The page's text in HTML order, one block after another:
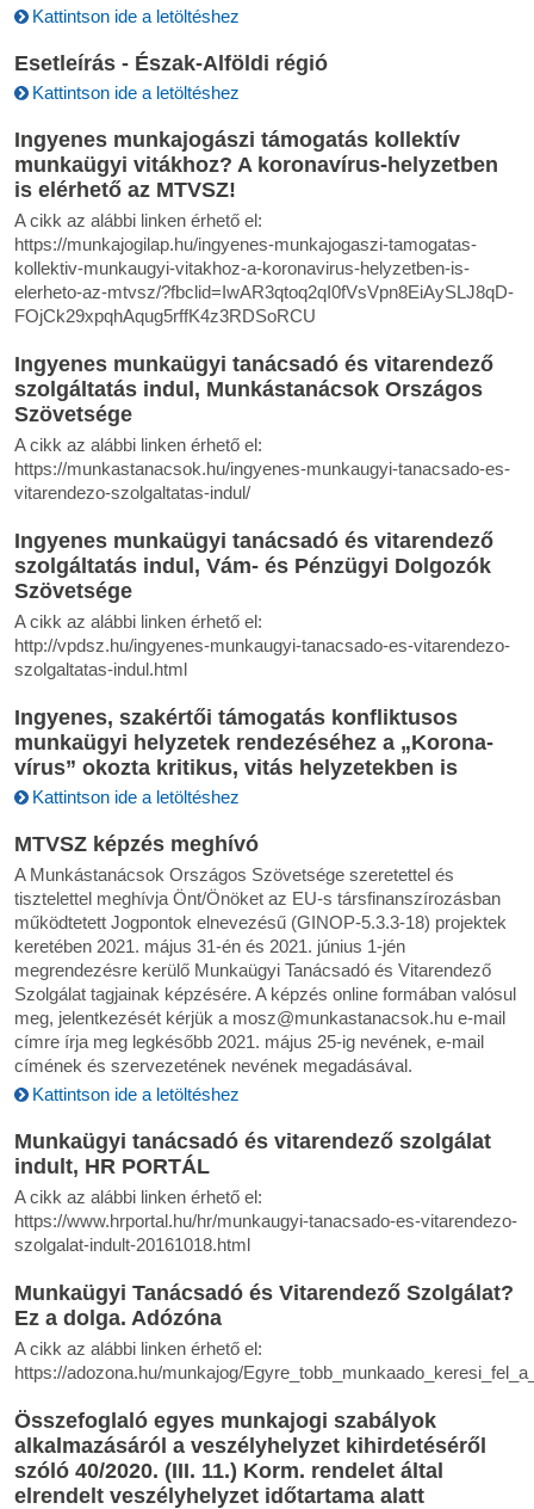
Kattintson ide a letöltéshez
Esetleírás - Észak-Alföldi régió
Kattintson ide a letöltéshez
Ingyenes munkajogászi támogatás kollektív
munkaügyi vitákhoz? A koronavírus-helyzetben
is elérhető az MTVSZ!
A cikk az alábbi linken érhető el:
https://munkajogilap.hu/ingyenes-munkajogaszi-tamogatas-
kollektiv-munkaugyi-vitakhoz-a-koronavirus-helyzetben-is-
elerheto-az-mtvsz/?fbclid=IwAR3qtoq2qI0fVsVpn8EiAySLJ8qD-
FOjCk29xpqhAqug5rffK4z3RDSoRCU
Ingyenes munkaügyi tanácsadó és vitarendező
szolgáltatás indul, Munkástanácsok Országos
Szövetsége
A cikk az alábbi linken érhető el:
https://munkastanacsok.hu/ingyenes-munkaugyi-tanacsado-es-
vitarendezo-szolgaltatas-indul/
Ingyenes munkaügyi tanácsadó és vitarendező
szolgáltatás indul, Vám- és Pénzügyi Dolgozók
Szövetsége
A cikk az alábbi linken érhető el:
http://vpdsz.hu/ingyenes-munkaugyi-tanacsado-es-vitarendezo-
szolgaltatas-indul.html
Ingyenes, szakértői támogatás konfliktusos
munkaügyi helyzetek rendezéséhez a „Korona-
vírus” okozta kritikus, vitás helyzetekben is
Kattintson ide a letöltéshez
MTVSZ képzés meghívó
A Munkástanácsok Országos Szövetsége szeretettel és
tisztelettel meghívja Önt/Önöket az EU-s társfinanszírozásban
működtetett Jogpontok elnevezésű (GINOP-5.3.3-18) projektek
keretében 2021. május 31-én és 2021. június 1-jén
megrendezésre kerülő Munkaügyi Tanácsadó és Vitarendező
Szolgálat tagjainak képzésére. A képzés online formában valósul
meg, jelentkezését kérjük a mosz@munkastanacsok.hu e-mail
címre írja meg legkésőbb 2021. május 25-ig nevének, e-mail
címének és szervezetének nevének megadásával.
Kattintson ide a letöltéshez
Munkaügyi tanácsadó és vitarendező szolgálat
indult, HR PORTÁL
A cikk az alábbi linken érhető el:
https://www.hrportal.hu/hr/munkaugyi-tanacsado-es-vitarendezo-
szolgalat-indult-20161018.html
Munkaügyi Tanácsadó és Vitarendező Szolgálat?
Ez a dolga. Adózóna
A cikk az alábbi linken érhető el:
https://adozona.hu/munkajog/
Összefoglaló egyes munkajogi szabályok
alkalmazásáról a veszélyhelyzet kihirdetéséről
szóló 40/2020. (III. 11.) Korm. rendelet által
elrendelt veszélyhelyzet időtartama alatt